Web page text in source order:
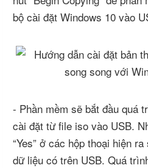
bộ cài đặt Windows 10 vào
- Phần mềm sẽ bắt đầu quá
cài đặt từ file iso vào USB.
“Yes” ở các hộp thoại hiện
dữ liệu có trên USB. Quá